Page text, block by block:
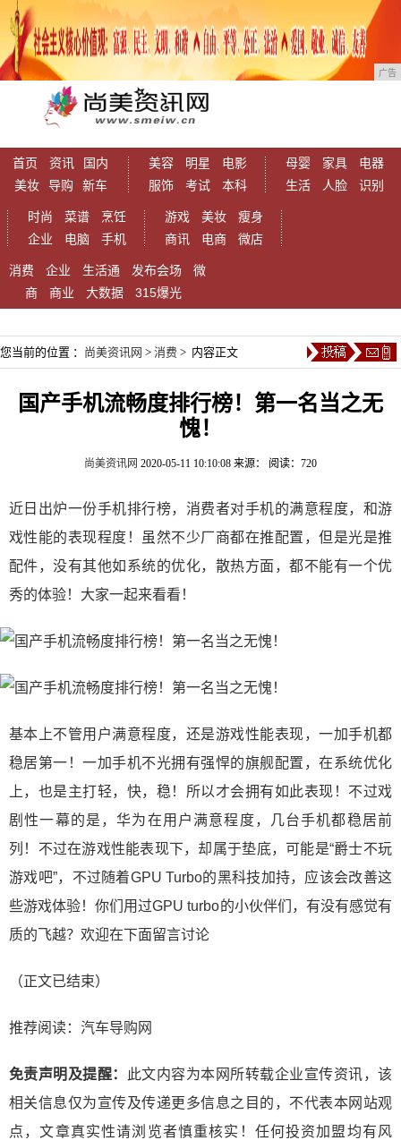
广告
首页 资讯
国内
美妆
导购 新车
美容 明星
电影
服饰
考试 本科
母婴 家具
电器
生活
人脸 识别
时尚 菜谱
烹饪
企业
电脑 手机
游戏 美妆
瘦身
商讯
电商 微店
消费 企业 生活通 发布会场
微
商
商业 大数据 315爆光
您当前的位置 ： 尚美资讯网 > 消费 > 内容正文
国产手机流畅度排行榜！第一名当之无
愧！
尚美资讯网 2020-05-11 10:10:08 来源： 阅读：720
近日出炉一份手机排行榜，消费者对手机的满意程度，和游
戏性能的表现程度！虽然不少厂商都在推配置，但是光是推
配件，没有其他如系统的优化，散热方面，都不能有一个优
秀的体验！大家一起来看看！
基本上不管用户满意程度，还是游戏性能表现，一加手机都
稳居第一！一加手机不光拥有强悍的旗舰配置，在系统优化
上，也是主打轻，快，稳！所以才会拥有如此表现！不过戏
剧性一幕的是，华为在用户满意程度，几台手机都稳居前
列！不过在游戏性能表现下，却属于垫底，可能是“爵士不玩
游戏吧”，不过随着GPU Turbo的黑科技加持，应该会改善这
些游戏体验！你们用过GPU turbo的小伙伴们，有没有感觉有
质的飞越？欢迎在下面留言讨论
（正文已结束）
推荐阅读： 汽车导购网
免责声明及提醒：
此文内容为本网所转载企业宣传资讯，该
相关信息仅为宣传及传递更多信息之目的，不代表本网站观
点，文章真实性请浏览者慎重核实！任何投资加盟均有风